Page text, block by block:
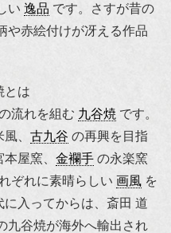
い 逸品 です。さすが昔の
や赤絵付けが冴える作品
とは
流れを組む 九谷焼 です。
、 古九谷 の再興を目指
屋窯、 金襴手 の永楽窯
ぞれに素晴らしい 画風 を
入ってからは、斎田 道
九谷焼が海外へ輸出され